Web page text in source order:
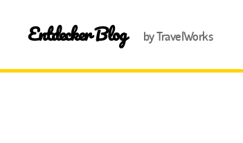
Entdecker Blog by TravelWorks